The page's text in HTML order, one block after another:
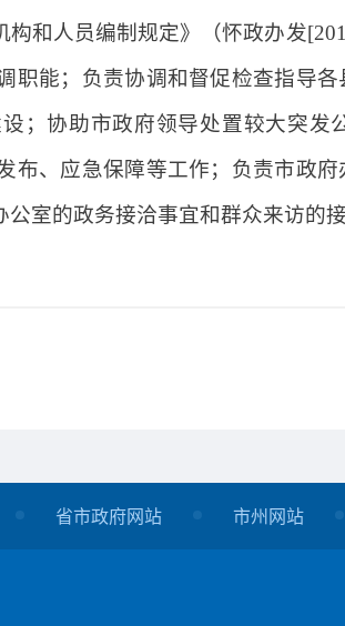
和人员编制规定》（怀政办发
能；负责协调和督促检查指导
；协助市政府领导处置较大突发
布、应急保障等工作；负责市政
室的政务接洽事宜和群众来访的
省市政府网站 市州网站